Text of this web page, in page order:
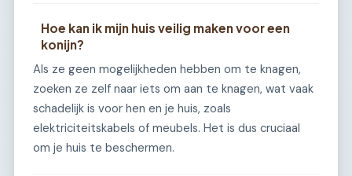
Hoe kan ik mijn huis veilig maken voor een
konijn?
Als ze geen mogelijkheden hebben om te knagen,
zoeken ze zelf naar iets om aan te knagen, wat vaak
schadelijk is voor hen en je huis, zoals
elektriciteitskabels of meubels. Het is dus cruciaal
om je huis te beschermen.